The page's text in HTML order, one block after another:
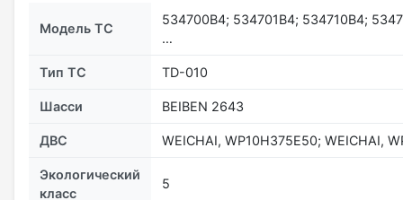
Модель ТС
534700B4; 534701B4; 534710B4;
…
Тип ТС TD-010
Шасси BEIBEN 2643
ДВС WEICHAI, WP10H375E50; WEICHAI,
Экологический
класс
5